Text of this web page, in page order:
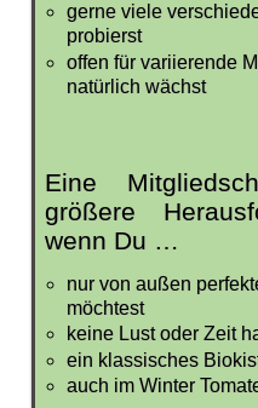
gerne viele
probierst
offen für variierende
natürlich wächst
Eine
größere
wenn Du …
nur von außen
möchtest
keine Lust oder Zeit
ein klassisches
auch im Winter